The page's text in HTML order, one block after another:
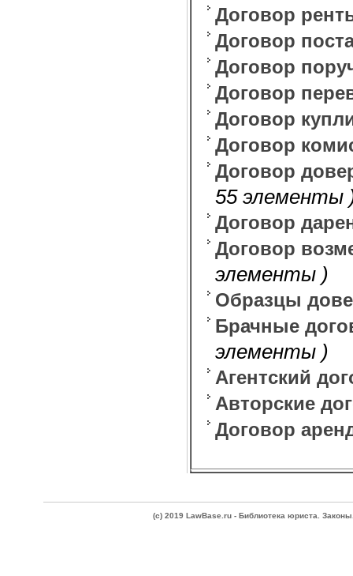
Договор
Договор
Договор
Договор
Договор
Договор
Договор
55 элементы
Договор
Договор
элементы )
Образцы
Брачные
элементы )
Агентский
Авторские
Договор
(c) 2019 LawBase.ru - Библиотека юриста.